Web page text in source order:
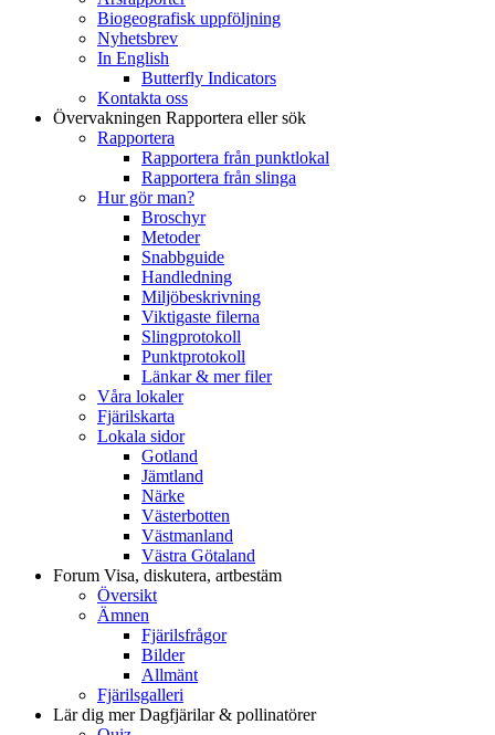
Biogeografisk uppföljning
Nyhetsbrev
In English
Butterfly Indicators
Kontakta oss
Övervakningen Rapportera eller sök
Rapportera
Rapportera från punktlokal
Rapportera från slinga
Hur gör man?
Broschyr
Metoder
Snabbguide
Handledning
Miljöbeskrivning
Viktigaste filerna
Slingprotokoll
Punktprotokoll
Länkar & mer filer
Våra lokaler
Fjärilskarta
Lokala sidor
Gotland
Jämtland
Närke
Västerbotten
Västmanland
Västra Götaland
Forum Visa, diskutera, artbestäm
Översikt
Ämnen
Fjärilsfrågor
Bilder
Allmänt
Fjärilsgalleri
Lär dig merDagfjärilar & pollinatörer